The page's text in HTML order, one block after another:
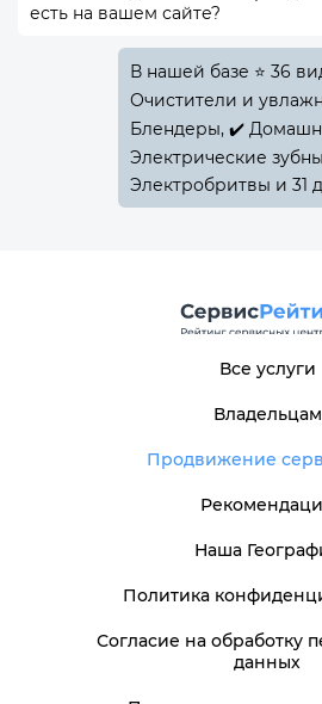
есть на вашем сайте?
В нашей базе ⭐ 36
Очистители и
Блендеры, ✔️
Электрические
Электробритвы и 31
Все услуги
Владельцам
Продвижение
Наша
Политика
Согласие на обработку
данных